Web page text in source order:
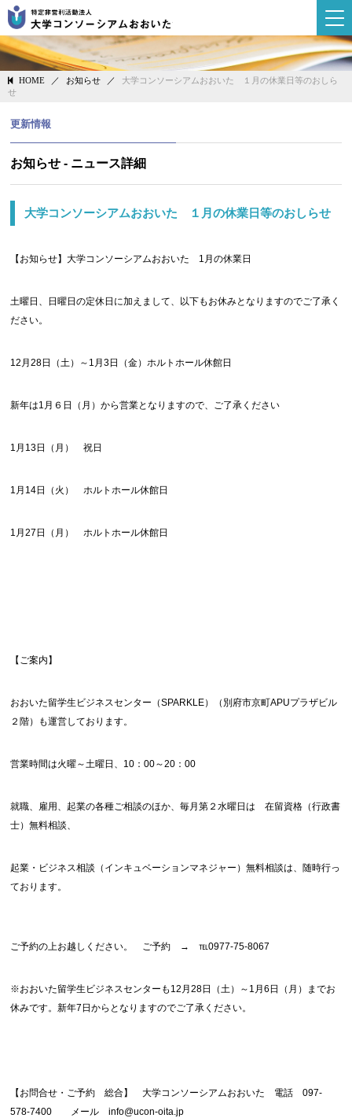
大学コンソーシ
更新情報
HOME ／ お知らせ ／
大学コンソーシアムおおいた １月の休業日等のおしら
せ
お知らせ - ニュース詳細
大学コンソーシアムおおいた １月の休業日等のおしらせ
【お知らせ】大学コンソーシアムおおいた 1月の休業日
土曜日、日曜日の定休日に加えまして、以下もお休みとなりますのでご了承く
ださい。
12月28日（土）～1月3日（金）ホルトホール休館日
新年は1月６日（月）から営業となりますので、ご了承ください
1月13日（月） 祝日
1月14日（火） ホルトホール休館日
1月27日（月） ホルトホール休館日
【ご案内】
おおいた留学生ビジネスセンター（SPARKLE）（別府市京町APUプラザビル
２階）も運営しております。
営業時間は火曜～土曜日、10：00～20：00
就職、雇用、起業の各種ご相談のほか、毎月第２水曜日は 在留資格（行政書
士）無料相談、
起業・ビジネス相談（インキュベーションマネジャー）無料相談は、随時行っ
ております。
ご予約の上お越しください。 ご予約 → ℡0977-75-8067
※おおいた留学生ビジネスセンターも12月28日（土）～1月6日（月）までお
休みです。新年7日からとなりますのでご了承ください。
【お問合せ・ご予約 総合】 大学コンソーシアムおおいた 電話 097-
578-7400 メール info@ucon-oita.jp